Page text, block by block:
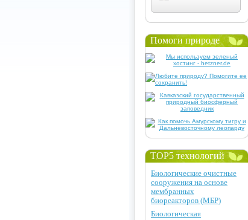
Помоги природе
TOP5 технологий
Биологические очистные
сооружения на основе
мембранных
биореакторов (МБР)
Биологическая